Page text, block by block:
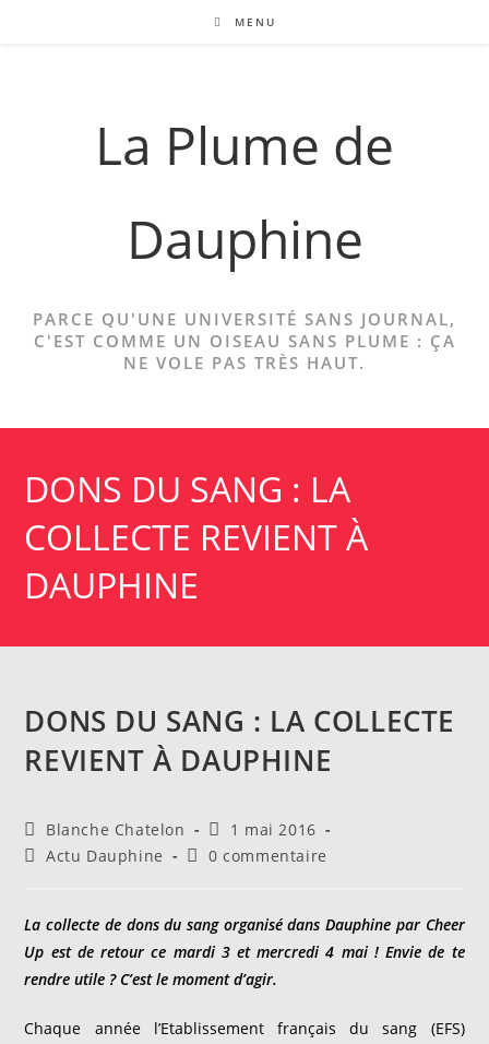
MENU
La Plume de
Dauphine
PARCE QU'UNE UNIVERSITÉ SANS JOURNAL,
C'EST COMME UN OISEAU SANS PLUME : ÇA
NE VOLE PAS TRÈS HAUT.
DONS DU SANG : LA
COLLECTE REVIENT À
DAUPHINE
DONS DU SANG : LA COLLECTE
REVIENT À DAUPHINE
Auteur/autrice
de
Blanche Chatelon
Publication
publiée :
1 mai 2016
PostActu Dauphine
Commentaires
publication :
0 commentaire
La collecte de dons du sang organisé dans Dauphine par Cheer
Up est de retour ce mardi 3 et mercredi 4 mai ! Envie de te
rendre utile ? C’est le moment d’agir.
Chaque année l’Etablissement français du sang (EFS)